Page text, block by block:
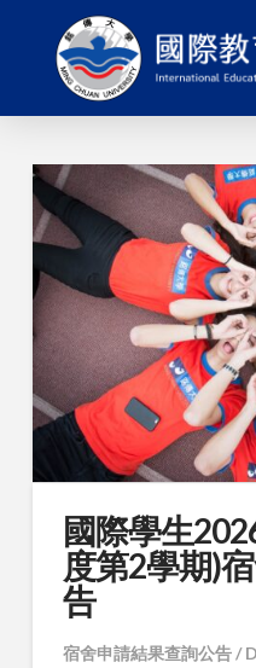
國際學生
度第2學期)
告
宿舍申請結果查詢公告